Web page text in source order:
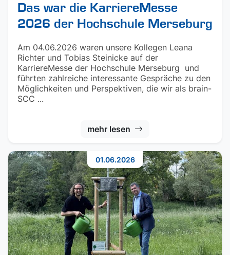
Das war die KarriereMesse
2026 der Hochschule Merseburg
Am 04.06.2026 waren unsere Kollegen Leana
Richter und Tobias Steinicke auf der
KarriereMesse der Hochschule Merseburg und
führten zahlreiche interessante Gespräche zu den
Möglichkeiten und Perspektiven, die wir als brain-
SCC ...
mehr lesen
01.06.2026